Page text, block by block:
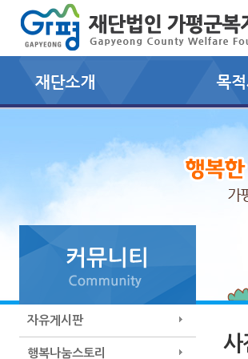
자유게시판
행복나눔스토리 사